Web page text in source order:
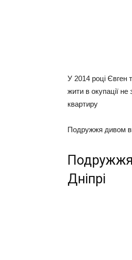
У 2014 році Євген
жити в окупації
квартиру
Подружжя дивом
Дніпрі